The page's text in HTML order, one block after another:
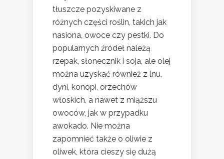
tłuszcze pozyskiwane z
różnych części roślin, takich jak
nasiona, owoce czy pestki. Do
popularnych źródeł należą
rzepak, słonecznik i soja, ale olej
można uzyskać również z lnu,
dyni, konopi, orzechów
włoskich, a nawet z miąższu
owoców, jak w przypadku
awokado. Nie można
zapomnieć także o oliwie z
oliwek, która cieszy się dużą